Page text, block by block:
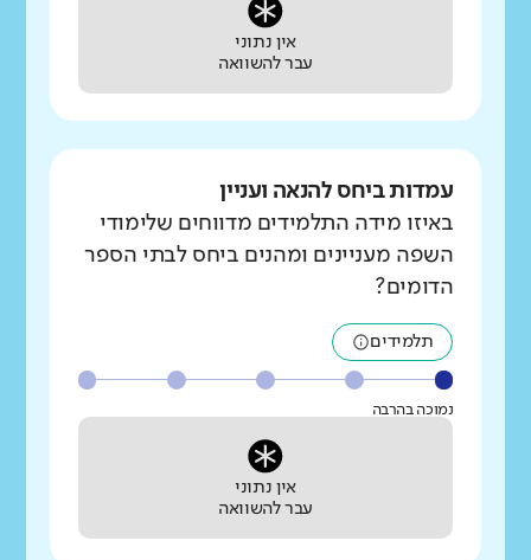
אין נתוני
עבר להשוואה
עמדות ביחס להנאה ועניין
באיזו מידה התלמידים מדווחים שלימודי
השפה מעניינים ומהנים ביחס לבתי הספר
הדומים?
תלמידים
נמוכה בהרבה
אין נתוני
עבר להשוואה